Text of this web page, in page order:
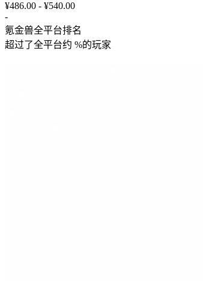
¥486.00 - ¥540.00
-
氪金兽全平台排名
超过了全平台约 %的玩家